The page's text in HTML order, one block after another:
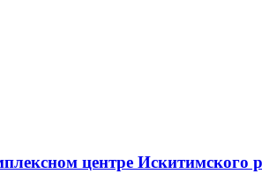
центре Искитимского